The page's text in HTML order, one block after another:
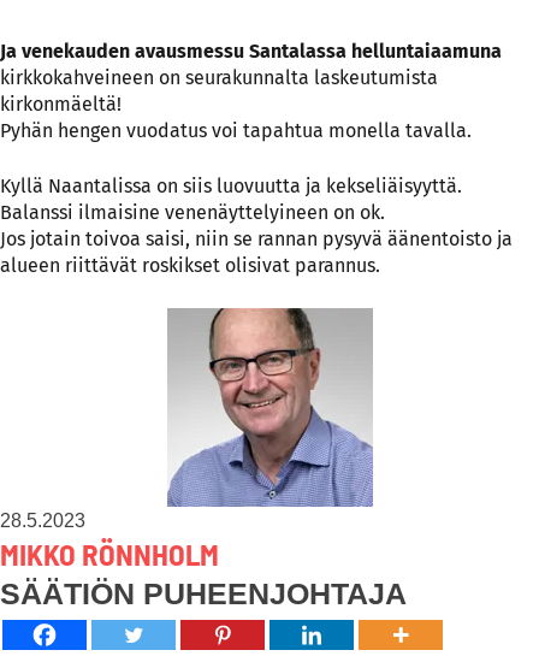
Ja venekauden avausmessu Santalassa helluntaiaamuna
kirkkokahveineen on seurakunnalta laskeutumista
kirkonmäeltä!
Pyhän hengen vuodatus voi tapahtua monella tavalla.
Kyllä Naantalissa on siis luovuutta ja kekseliäisyyttä.
Balanssi ilmaisine venenäyttelyineen on ok.
Jos jotain toivoa saisi, niin se rannan pysyvä äänentoisto ja
alueen riittävät roskikset olisivat parannus.
28.5.2023
MIKKO RÖNNHOLM
SÄÄTIÖN PUHEENJOHTAJA